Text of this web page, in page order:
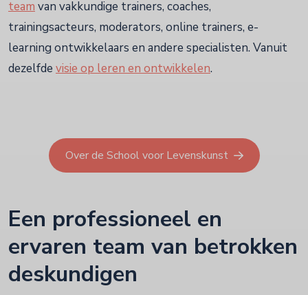
team van vakkundige trainers, coaches,
trainingsacteurs, moderators, online trainers, e-
learning ontwikkelaars en andere specialisten. Vanuit
dezelfde visie op leren en ontwikkelen.
Over de School voor Levenskunst
Een professioneel en
ervaren team van betrokken
deskundigen